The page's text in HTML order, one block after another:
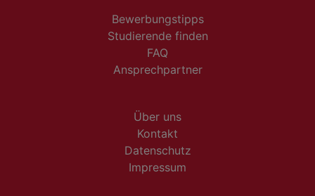
Bewerbungstipps
Studierende finden
FAQ
Ansprechpartner
Über uns
Kontakt
Datenschutz
Impressum